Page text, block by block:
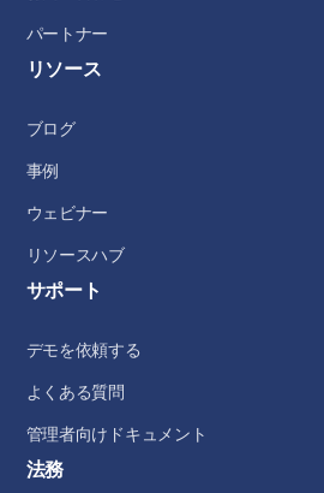
パートナー
リソース
ブログ
事例
ウェビナー
リソースハブ
サポート
デモを依頼する
よくある質問
管理者向けドキュメント
法務